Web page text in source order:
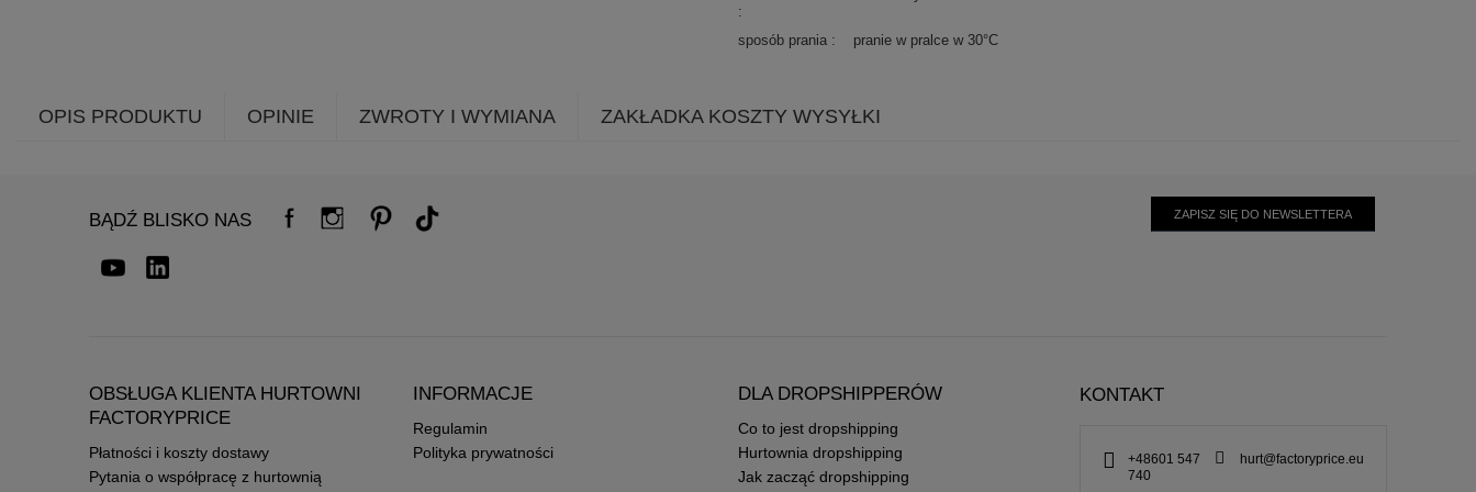
sposób prania pranie w pralce w 30°C
OPIS PRODUKTU OPINIE ZWROTY I WYMIANA ZAKŁADKA KOSZTY WYSYŁKI
BĄDŹ BLISKO NAS ZAPISZ SIĘ DO NEWSLETTERA
OBSŁUGA KLIENTA HURTOWNI
FACTORYPRICE
Płatności i koszty dostawy
Pytania o współpracę z hurtownią
INFORMACJE
Regulamin
Polityka prywatności
DLA DROPSHIPPERÓW
Co to jest dropshipping
Hurtownia dropshipping
Jak zacząć dropshipping
KONTAKT
+48601 547
740
hurt@factoryprice.eu